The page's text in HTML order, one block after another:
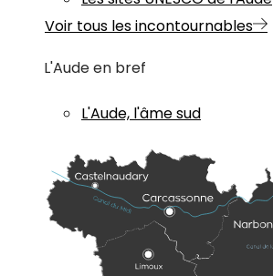
Voir tous les incontournables
L'Aude en bref
L'Aude, l'âme sud